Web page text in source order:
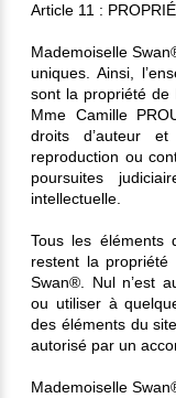
Article 11 :
Mademoiselle
uniques. Ainsi,
sont la propriété de
Mme Camille
droits d’auteur
reproduction ou
poursuites
intellectuelle.
Tous les éléments
restent la propriété
Swan®. Nul n’est
ou utiliser à
des éléments du
autorisé par un
Mademoiselle